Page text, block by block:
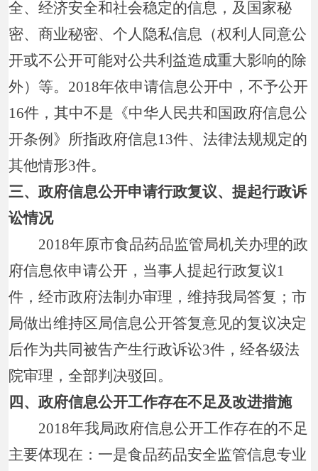
全、经济安全和社会稳定的信息，及国家秘
密、商业秘密、个人隐私信息（权利人同意公
开或不公开可能对公共利益造成重大影响的除
外）等。2018年依申请信息公开中，不予公开
16件，其中不是《中华人民共和国政府信息公
开条例》所指政府信息13件、法律法规规定的
其他情形3件。
三、政府信息公开申请行政复议、提起行政诉
讼情况
2018年原市食品药品监管局机关办理的政
府信息依申请公开，当事人提起行政复议1
件，经市政府法制办审理，维持我局答复；市
局做出维持区局信息公开答复意见的复议决定
后作为共同被告产生行政诉讼3件，经各级法
院审理，全部判决驳回。
四、政府信息公开工作存在不足及改进措施
2018年我局政府信息公开工作存在的不足
主要体现在：一是食品药品安全监管信息专业